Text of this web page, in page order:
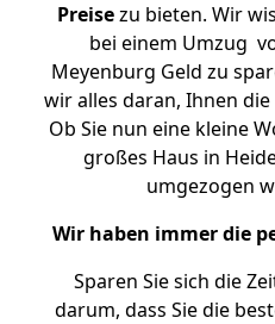
Preisezu bieten. Wir
bei einem Umzug
Meyenburg Geld zu
wir alles daran, Ihnen
Ob Sie nun eine kleine
großes Haus in
umgezogen
Wir haben immer die
Sparen Sie sich die
darum, dass Sie die